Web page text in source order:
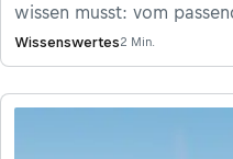
wissen musst: vom
Fahrtechnik und Packliste
für mehrere Tage im
Wissenswertes2 Min.